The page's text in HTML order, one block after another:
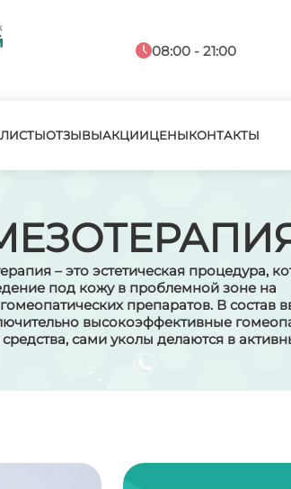
08:00 - 21:00
ОТЗЫВЫАКЦИИЦЕНЫКОНТАКТЫ
– это эстетическая процедура,
под кожу в проблемной зоне на
препаратов. В состав
высокоэффективные
сами уколы делаются в